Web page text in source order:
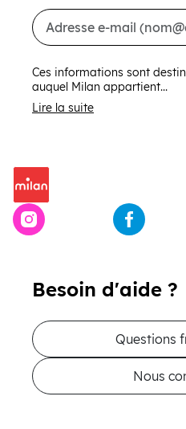
Besoin d'aide ?
Questions
Nous
Ces informations sont
auquel Milan appartient...
Lire la suite